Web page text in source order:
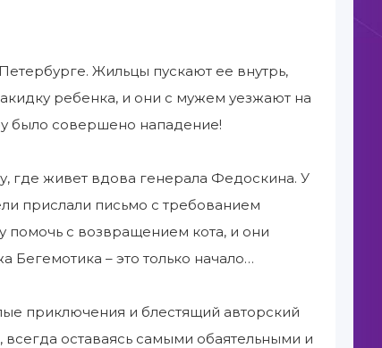
Жильцы пускают ее внутрь,
ребенка, и они с мужем уезжают на
было совершено нападение!
где живет вдова генерала Федоскина. У
прислали письмо с требованием
помочь с возвращением кота, и они
– это только начало…
приключения и блестящий авторский
оставаясь самыми обаятельными и